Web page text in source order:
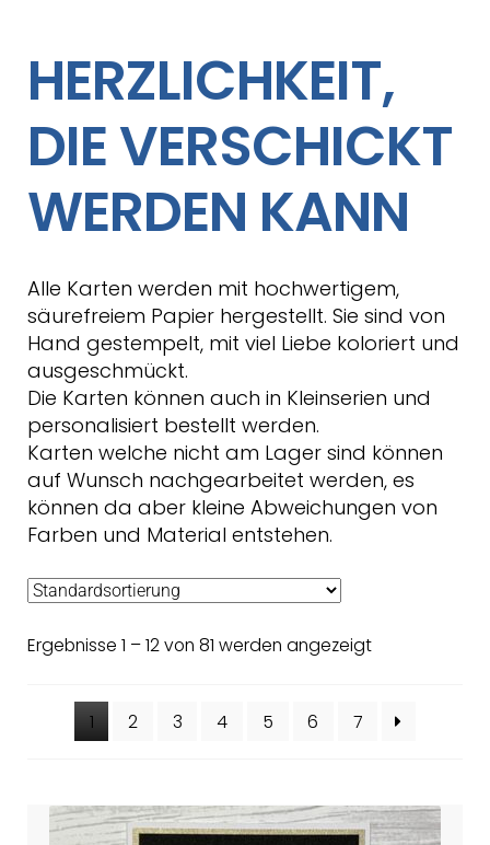
HERZLICHKEIT,
DIE VERSCHICKT
WERDEN KANN
Alle Karten werden mit hochwertigem,
säurefreiem Papier hergestellt. Sie sind von
Hand gestempelt, mit viel Liebe koloriert und
ausgeschmückt.
Die Karten können auch in Kleinserien und
personalisiert bestellt werden.
Karten welche nicht am Lager sind können
auf Wunsch nachgearbeitet werden, es
können da aber kleine Abweichungen von
Farben und Material entstehen.
Ergebnisse 1 – 12 von 81 werden angezeigt
1 2 3 4 5 6 7